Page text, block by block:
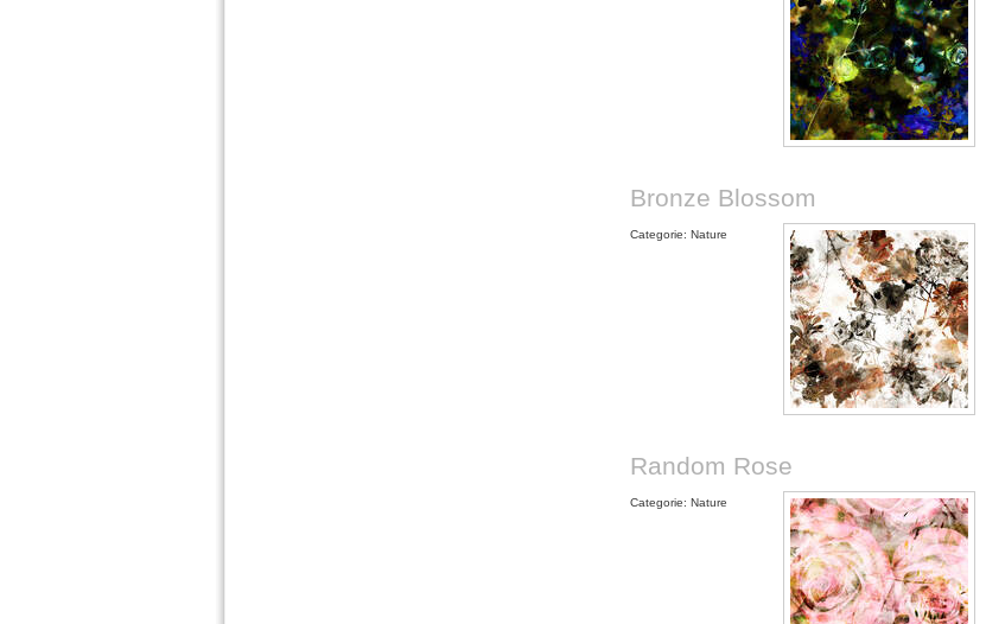
Bronze Blossom
Categorie: Nature
Random Rose
Categorie: Nature